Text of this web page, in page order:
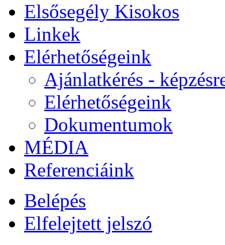
Elsősegély Kisokos
Linkek
Elérhetőségeink
Ajánlatkérés -
Elérhetőségeink
Dokumentumok
MÉDIA
Referenciáink
Belépés
Elfelejtett jelszó